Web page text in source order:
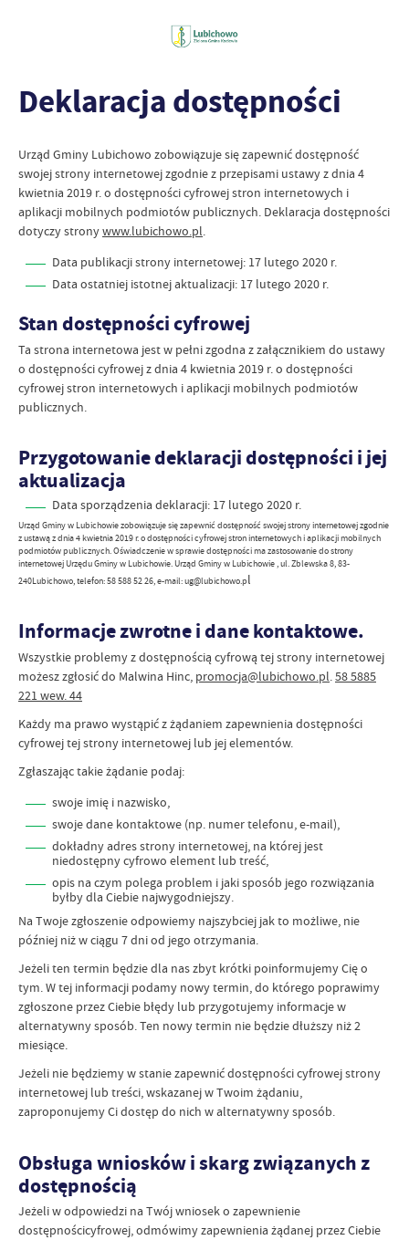
Deklaracja dostępności
Urząd Gminy Lubichowo zobowiązuje się zapewnić dostępność
swojejstrony internetowejzgodnie z przepisami ustawy z dnia 4
kwietnia 2019 r. o dostępności cyfrowej stron internetowych i
aplikacji mobilnych podmiotów publicznych. Deklaracja dostępności
dotyczy stronywww.lubichowo.pl.
Data publikacji strony internetowej: 17 lutego 2020 r.
Data ostatniej istotnej aktualizacji: 17 lutego 2020 r.
Stan dostępności cyfrowej
Ta strona internetowa jest w pełni zgodna z załącznikiem do ustawy
o dostępności cyfrowej z dnia 4 kwietnia 2019 r. o dostępności
cyfrowej stron internetowych i aplikacji mobilnych podmiotów
publicznych.
Przygotowanie deklaracji dostępności i jej
aktualizacja
Data sporządzenia deklaracji: 17 lutego 2020 r.
Urząd Gminy w Lubichowie zobowiązuje się zapewnić dostępność swojej strony internetowej zgodnie
z ustawą z dnia 4 kwietnia 2019 r. o dostępności cyfrowej stron internetowych i aplikacji mobilnych
podmiotów publicznych. Oświadczenie w sprawie dostępności ma zastosowanie do strony
internetowej Urzędu Gminy w Lubichowie. Urząd Gminy w Lubichowie , ul. Zblewska 8, 83-
240Lubichowo, telefon: 58 588 52 26, e-mail: ug@lubichowo.pl
Informacje zwrotne i dane kontaktowe.
Wszystkie problemy z dostępnością cyfrową tej strony internetowej
możesz zgłosić do Malwina Hinc, promocja@lubichowo.pl.58 5885
221 wew. 44
Każdy ma prawo wystąpić z żądaniem zapewnienia dostępności
cyfrowej tej strony internetowej lub jej elementów.
Zgłaszając takie żądanie podaj:
swoje imię i nazwisko,
swoje dane kontaktowe (np. numer telefonu, e-mail),
dokładny adres strony internetowej, na której jest
niedostępny cyfrowo element lub treść,
opis na czym polega problem i jaki sposób jego rozwiązania
byłby dla Ciebie najwygodniejszy.
Na Twoje zgłoszenie odpowiemy najszybciej jak to możliwe, nie
później niż w ciągu 7 dni od jego otrzymania.
Jeżeli ten termin będzie dla nas zbyt krótki poinformujemy Cię o
tym. W tej informacji podamy nowy termin, do którego poprawimy
zgłoszone przez Ciebie błędy lub przygotujemy informacje w
alternatywny sposób. Ten nowy termin nie będzie dłuższy niż 2
miesiące.
Jeżeli nie będziemy w stanie zapewnić dostępności cyfrowej strony
internetowej lub treści, wskazanej w Twoim żądaniu,
zaproponujemy Ci dostęp do nich w alternatywny sposób.
Obsługa wniosków i skarg związanych z
dostępnością
Jeżeli w odpowiedzi na Twój wniosek o zapewnienie
dostępnościcyfrowej, odmówimy zapewnienia żądanej przez Ciebie